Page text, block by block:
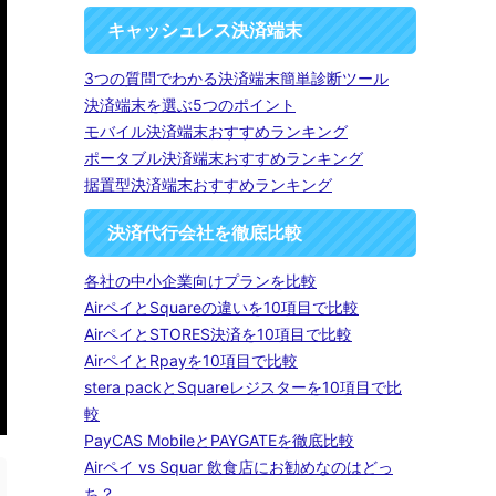
キャッシュレス決済端末
3つの質問でわかる決済端末簡単診断ツール
決済端末を選ぶ5つのポイント
モバイル決済端末おすすめランキング
ポータブル決済端末おすすめランキング
据置型決済端末おすすめランキング
決済代行会社を徹底比較
各社の中小企業向けプランを比較
AirペイとSquareの違いを10項目で比較
AirペイとSTORES決済を10項目で比較
AirペイとRpayを10項目で比較
stera packとSquareレジスターを10項目で比
較
PayCAS MobileとPAYGATEを徹底比較
Airペイ vs Squar 飲食店にお勧めなのはどっ